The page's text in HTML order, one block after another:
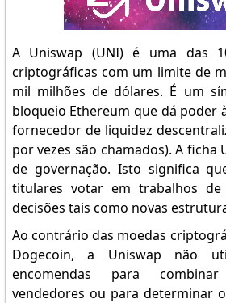
A Uniswap (UNI) é uma das
criptográficas com um limite de
mil milhões de dólares. É um
bloqueio Ethereum que dá poder
fornecedor de liquidez
por vezes são chamados). A ficha
de governação. Isto significa
titulares votar em trabalhos de
decisões tais como novas
Ao contrário das moedas
Dogecoin, a Uniswap não
encomendas para
vendedores ou para determinar